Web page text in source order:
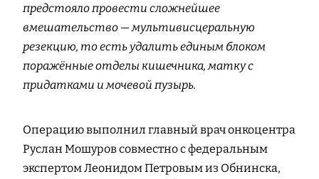
предстояло провести сложнейшее
вмешательство — мультивисцеральную
резекцию, то есть удалить единым блоком
поражённые отделы кишечника, матку с
придатками и мочевой пузырь.
Операцию выполнил главный врач онкоцентра
Руслан Мошуров совместно с федеральным
экспертом Леонидом Петровым из Обнинска,